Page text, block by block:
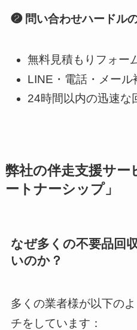
❷ 問い合わせハードル
無料見積もりフォー
LINE・電話・メー
24時間以内の迅速な
弊社の伴走支援サ
ートナーシップ」
なぜ多くの不要品回
いのか？
多くの業者様が以下の
チをしています：